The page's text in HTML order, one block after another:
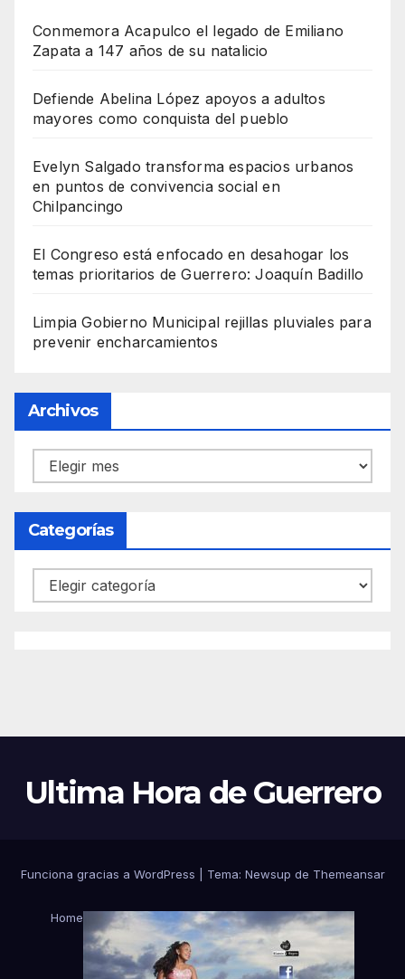
Conmemora Acapulco el legado de Emiliano
Zapata a 147 años de su natalicio
Defiende Abelina López apoyos a adultos
mayores como conquista del pueblo
Evelyn Salgado transforma espacios urbanos
en puntos de convivencia social en
Chilpancingo
El Congreso está enfocado en desahogar los
temas prioritarios de Guerrero: Joaquín Badillo
Limpia Gobierno Municipal rejillas pluviales para
prevenir encharcamientos
Archivos
Archivos
Categorías
Categorías
Ultima Hora de Guerrero
Funciona gracias a WordPress Tema: Newsup de Themeansar
Home